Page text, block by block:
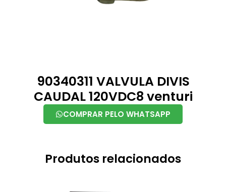
90340311 VALVULA DIVIS
CAUDAL 120VDC8 venturi
COMPRAR PELO WHATSAPP
Produtos relacionados